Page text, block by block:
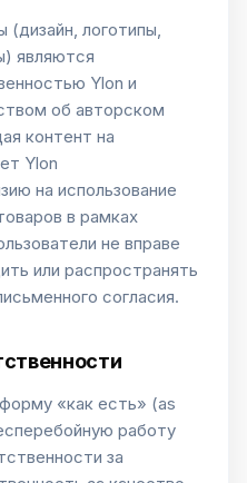
логотипы,
являются
Ylon и
об авторском
контент на
Ylon
на использование
в рамках
не вправе
или распространять
согласия.
«как есть» (as
работу
за